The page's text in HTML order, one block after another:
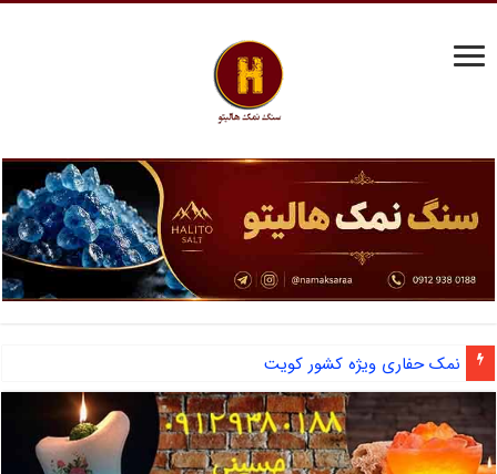
آشنایی با نمک دانه شکری و مزایای صادرات نمک صنعتی